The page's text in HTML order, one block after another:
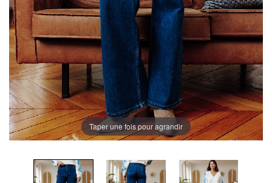
Taper une fois pour agrandir